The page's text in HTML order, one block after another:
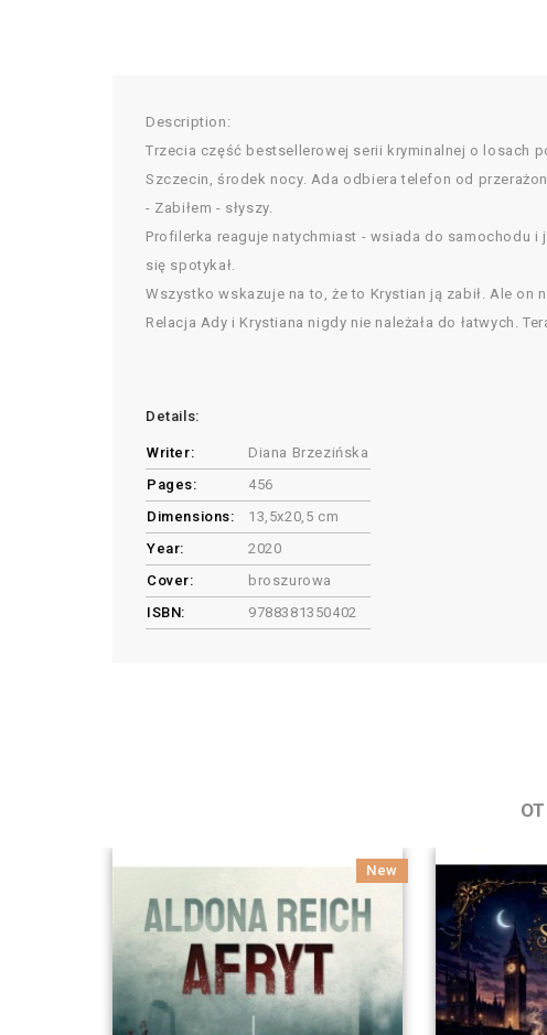
Description:
Trzecia część bestsellerowej serii kryminalnej o losach
Szczecin, środek nocy. Ada odbiera telefon od
- Zabiłem - słyszy.
Profilerka reaguje natychmiast - wsiada do samochodu
się spotykał.
Wszystko wskazuje na to, że to Krystian ją zabił. Ale on
Relacja Ady i Krystiana nigdy nie należała do łatwych.
Details:
Writer:
Diana Brzezińska
Pages:
456
Dimensions:
13,5x20,5 cm
Year:
2020
Cover:
broszurowa
ISBN:
9788381350402
New